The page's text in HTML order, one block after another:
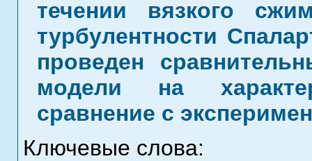
течении вязкого
турбулентности
проведен
модели на
сравнение с
Ключевые слова: